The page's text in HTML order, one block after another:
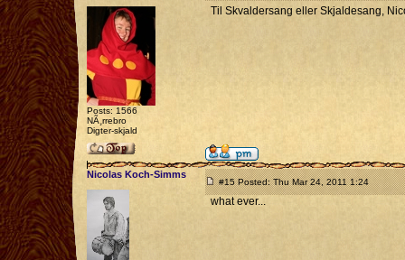
Posts: 1566
NÃ¸rrebro
Digter-skjald
Til Skvaldersang eller Skjaldesang,
Nicolas Koch-Simms
#15 Posted: Thu Mar 24, 2011 1:24
what ever...